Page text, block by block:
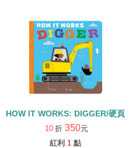
HOW IT WORKS: DIGGER/硬頁書
10 折 350元
紅利 1 點